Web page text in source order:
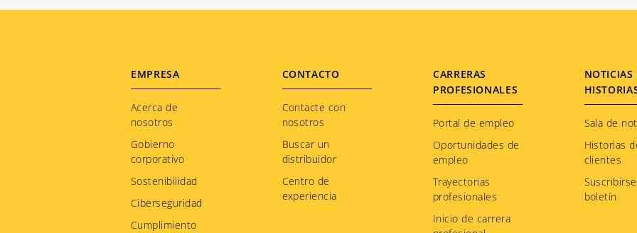
Footer
menu
EMPRESA
Acerca de
nosotros
Gobierno
corporativo
Sostenibilidad
Ciberseguridad
Cumplimiento
CONTACTO
Contacte con
nosotros
Buscar un
distribuidor
Centro de
experiencia
CARRERAS
PROFESIONALES
Portal de empleo
Oportunidades de
empleo
Trayectorias
profesionales
Inicio de carrera
NOTICIAS
Sala de
Historias
clientes
boletín